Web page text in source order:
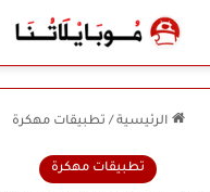
الرئيسية / تطبيقات مهكرة
تطبيقات مهكرة